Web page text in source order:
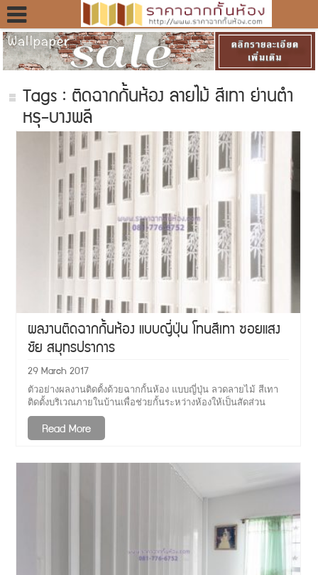
Tags : ติดฉากกั้นห้อง ลายไม้ สีเทา ย่านตำ
หรุ-บางพลี
ผลงานติดฉากกั้นห้อง แบบญี่ปุ่น โทนสีเทา ซอยแสง
ชัย สมุทรปราการ
29 March 2017
ตัวอย่างผลงานติดตั้งด้วยฉากกั้นห้อง แบบญี่ปุ่น ลวดลายไม้ สีเทา
ติดตั้งบริเวณภายในบ้านเพื่อช่วยกั้นระหว่างห้องให้เป็นสัดส่วน
Read More